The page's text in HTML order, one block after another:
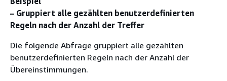
– Gruppiert alle gezählten benutzerdefinierten
Regeln nach der Anzahl der Treffer
Die folgende Abfrage gruppiert alle gezählten
benutzerdefinierten Regeln nach der Anzahl der
Übereinstimmungen.